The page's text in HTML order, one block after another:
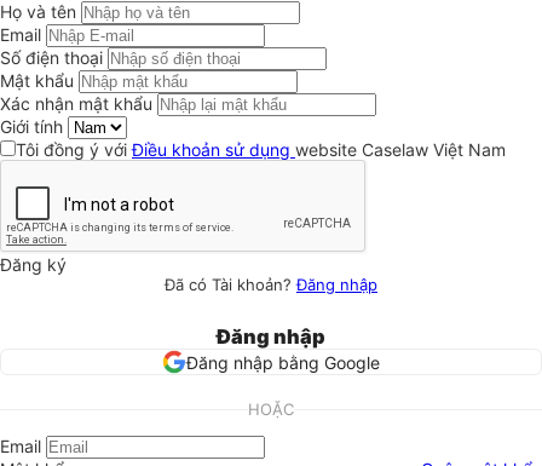
Họ và tên
Email
Số điện thoại
Mật khẩu
Xác nhận mật khẩu
Giới tính
Tôi đồng ý vớiĐiều khoản sử dụng website Caselaw Việt Nam
Đăng ký
Đã có Tài khoản?Đăng nhập
Đăng nhập
Đăng nhập bằng Google
HOẶC
Email